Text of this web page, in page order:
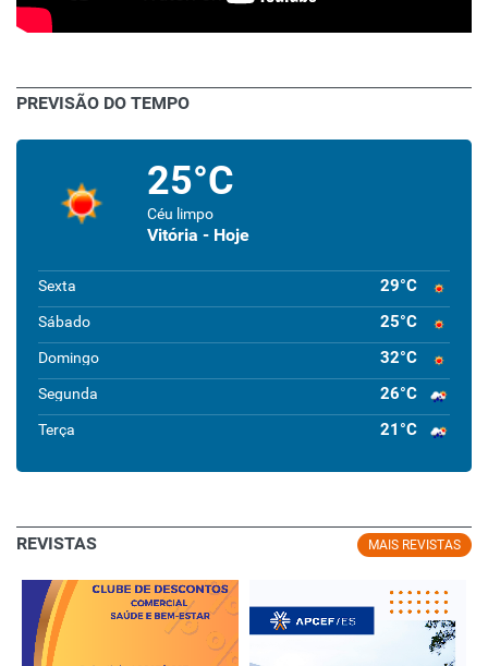
PREVISÃO DO TEMPO
25°C
Céu limpo
Vitória - Hoje
Sexta 29°C
Sábado 25°C
Domingo 32°C
Segunda 26°C
Terça 21°C
MAIS REVISTAS
REVISTAS